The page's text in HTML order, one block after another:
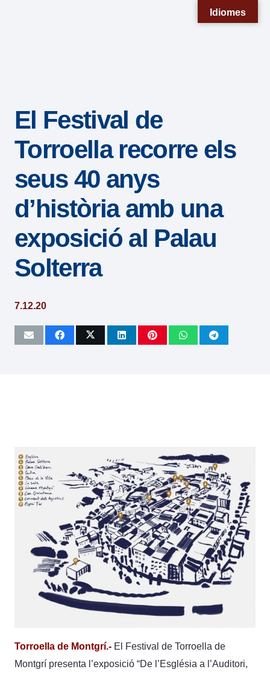
sistema
accesibilidad.
El Festival de
Torroella recorre els
seus 40 anys
d’història amb una
exposició al Palau
Solterra
7.12.20
Torroella de Montgrí.- El Festival de Torroella de
Montgrí presenta l’exposició “De l’Església a l’Auditori,
Idiomes